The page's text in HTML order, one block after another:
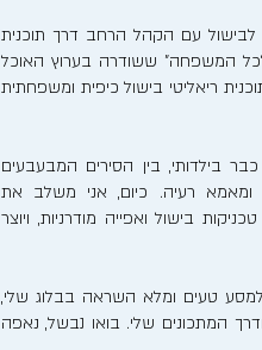
עם הקהל הרחב דרך תוכנית
המשפחה" ששודרה בערוץ האוכל
בתוכנית ריאליטי בישול כיפית ומשפחתית
בילדותי, בין הסירים המבעבעים
רעיה. כיום, אני משלב את
בישול ואפייה מודרניות, ויוצר
טעים ומלא השראה בבלוג שלי,
המתכונים שלי. בואו נבשל, נאפה